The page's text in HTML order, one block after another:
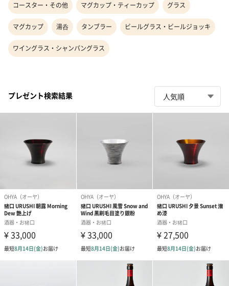
コースター・その他 マグカップ・ティーカップ グラス
マグカップ 湯呑 タンブラー ビールグラス・ビールジョッキ
ワイングラス・シャンパングラス
プレゼント検索結果